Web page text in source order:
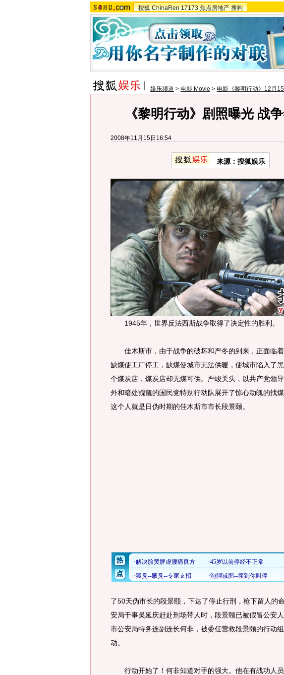
搜狐 ChinaRen 17173 焦点房地产 搜狗
娱乐频道 > 电影 Movie > 电影《黎明行动》12月
《黎明行动》剧照曝光 战
2008年11月15日16:54
来源：搜狐娱乐
1945年，世界反法西斯战争取得了决定性的胜利。
佳木斯市，由于战争的破坏和严冬的到来，正面临着
缺煤使工厂停工，缺煤使城市无法供暖，使城市陷入了
个煤炭店，煤炭店却无煤可供。严峻关头，以共产党领
外和暗处觊觎的国民党特别行动队展开了惊心动魄的找
这个人就是日伪时期的佳木斯市市长段景颐。
了50天伪市长的段景颐，下达了停止行刑，枪下留人的
安局干事吴延庆赶赴刑场带人时，段景颐已被假冒公安
市公安局特务连副连长何非，被委任营救段景颐的行动
动。
行动开始了！何非知道对手的强大。他在有战功人员